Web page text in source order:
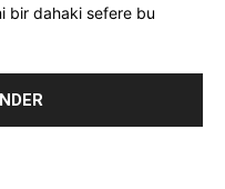
bir dahaki sefere bu